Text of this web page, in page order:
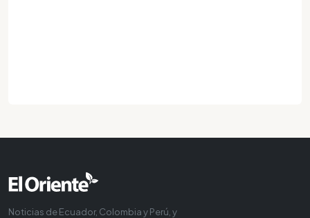
Noticias de Ecuador, Colombia y Perú, y